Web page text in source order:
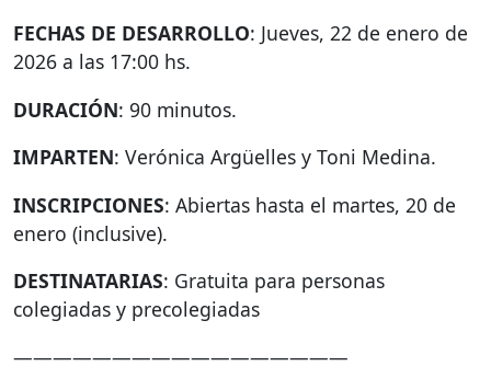
FECHAS DE DESARROLLO: Jueves, 22 de enero de
2026 a las 17:00 hs.
DURACIÓN: 90 minutos.
IMPARTEN: Verónica Argüelles y Toni Medina.
INSCRIPCIONES: Abiertas hasta el martes, 20 de
enero (inclusive).
DESTINATARIAS: Gratuita para personas
colegiadas y precolegiadas
—————————————————